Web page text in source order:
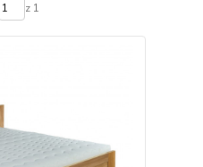
z 1